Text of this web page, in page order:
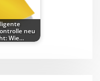
neu
Wie…